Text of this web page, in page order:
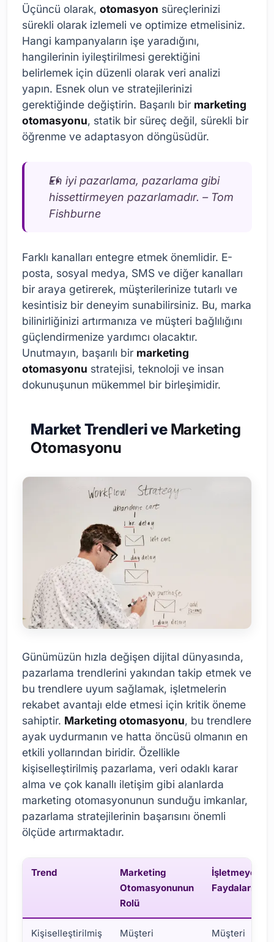
Üçüncü olarak, otomasyon süreçlerinizi
sürekli olarak izlemeli ve optimize etmelisiniz.
Hangi kampanyaların işe yaradığını,
hangilerinin iyileştirilmesi gerektiğini
belirlemek için düzenli olarak veri analizi
yapın. Esnek olun ve stratejilerinizi
gerektiğinde değiştirin. Başarılı bir marketing
otomasyonu, statik bir süreç değil, sürekli bir
öğrenme ve adaptasyon döngüsüdür.
En iyi pazarlama, pazarlama gibi
hissettirmeyen pazarlamadır. – Tom
Fishburne
Farklı kanalları entegre etmek önemlidir. E-
posta, sosyal medya, SMS ve diğer kanalları
bir araya getirerek, müşterilerinize tutarlı ve
kesintisiz bir deneyim sunabilirsiniz. Bu, marka
bilinirliğinizi artırmanıza ve müşteri bağlılığını
güçlendirmenize yardımcı olacaktır.
Unutmayın, başarılı bir marketing
otomasyonu stratejisi, teknoloji ve insan
dokunuşunun mükemmel bir birleşimidir.
Market Trendleri ve Marketing
Otomasyonu
Günümüzün hızla değişen dijital dünyasında,
pazarlama trendlerini yakından takip etmek ve
bu trendlere uyum sağlamak, işletmelerin
rekabet avantajı elde etmesi için kritik öneme
sahiptir. Marketing otomasyonu, bu trendlere
ayak uydurmanın ve hatta öncüsü olmanın en
etkili yollarından biridir. Özellikle
kişiselleştirilmiş pazarlama, veri odaklı karar
alma ve çok kanallı iletişim gibi alanlarda
marketing otomasyonunun sunduğu imkanlar,
pazarlama stratejilerinin başarısını önemli
ölçüde artırmaktadır.
Trend
Marketing
Otomasyonunun
Rolü
İşletmeye
Faydaları
Kişiselleştirilmiş
Müşteri
Müşteri